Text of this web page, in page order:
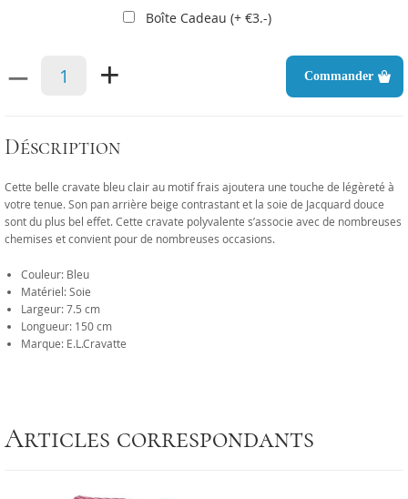
Boîte Cadeau (+ €3.-)
– + Commander
Déscription
Cette belle cravate bleu clair au motif frais ajoutera une touche de légèreté à
votre tenue. Son pan arrière beige contrastant et la soie de Jacquard douce
sont du plus bel effet. Cette cravate polyvalente s’associe avec de nombreuses
chemises et convient pour de nombreuses occasions.
Couleur: Bleu
Matériel: Soie
Largeur: 7.5 cm
Longueur: 150 cm
Marque: E.L.Cravatte
Articles correspondants